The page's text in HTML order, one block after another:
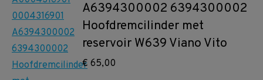
A6394300002 6394300002
Hoofdremcilinder met
reservoir W639 Viano Vito
€ 65,00